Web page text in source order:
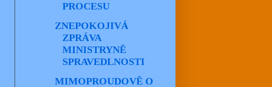
PROCESU
ZNEPOKOJIVÁ
ZPRÁVA
MINISTRYNĚ
SPRAVEDLNOSTI
MIMOPROUDOVĚ O